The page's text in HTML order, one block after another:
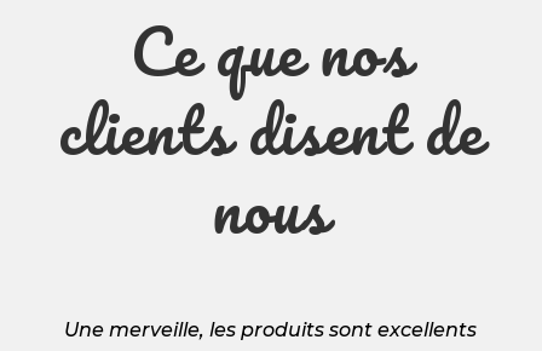
Ce que nos
clients disent de
nous
Une merveille, les produits sont excellents